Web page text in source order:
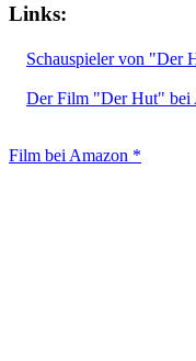
Links:
Schauspieler von "Der
Der Film "Der Hut" bei
Film bei Amazon *